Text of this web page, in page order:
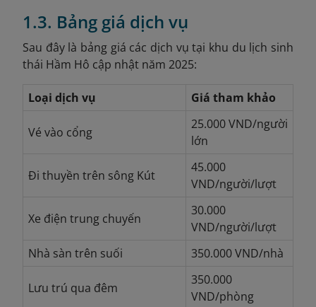
1.3. Bảng giá dịch vụ
Sau đây là bảng giá các dịch vụ tại khu du lịch sinh
thái Hầm Hô cập nhật năm 2025:
Loại dịch vụ Giá tham khảo
Vé vào cổng
25.000 VND/người
lớn
Đi thuyền trên sông Kút
45.000
VND/người/lượt
Xe điện trung chuyến
30.000
VND/người/lượt
Nhà sàn trên suối
350.000 VND/nhà
Lưu trú qua đêm
350.000
VND/phòng